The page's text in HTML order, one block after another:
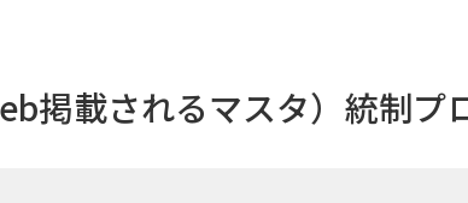
掲載されるマスタ）統制プ